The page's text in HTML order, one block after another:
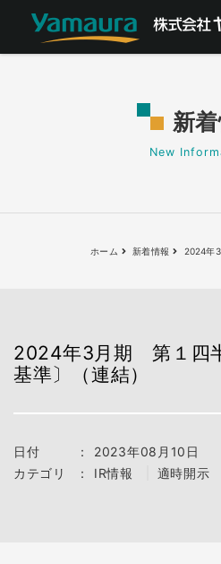
新
New
ホーム 新着情報 2024年
2024年3月期 第１四
基準〕（連結）
日付 ：
2023年08月10日
カテゴリ
： IR情報 適時開示